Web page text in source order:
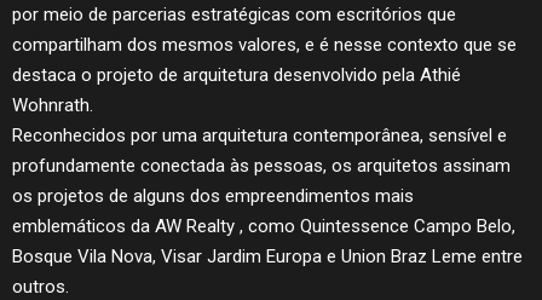
por meio de parcerias estratégicas com escritórios que
compartilham dos mesmos valores, e é nesse contexto que se
destaca o projeto de arquitetura desenvolvido pela Athié
Wohnrath.
Reconhecidos por uma arquitetura contemporânea, sensível e
profundamente conectada às pessoas, os arquitetos assinam
os projetos de alguns dos empreendimentos mais
emblemáticos da AW Realty , como Quintessence Campo Belo,
Bosque Vila Nova, Visar Jardim Europa e Union Braz Leme entre
outros.